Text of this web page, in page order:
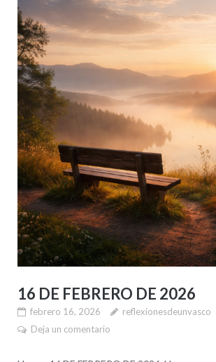
16 DE FEBRERO DE 2026
febrero 16, 2026
reflexionesdeunvasco
Deja un comentario